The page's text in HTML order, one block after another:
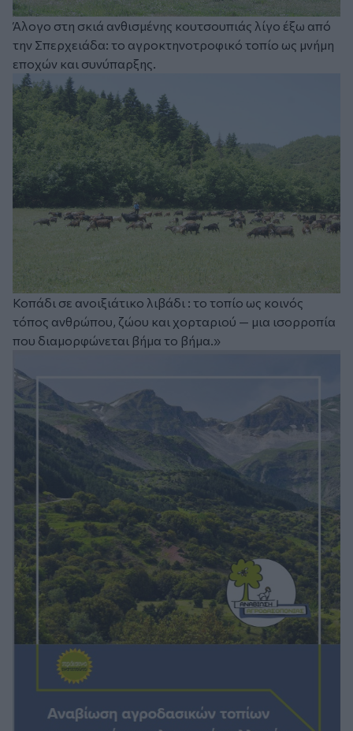
Άλογο στη σκιά ανθισμένης κουτσουπιάς λίγο έξω από
την Σπερχειάδα: το αγροκτηνοτροφικό τοπίο ως μνήμη
εποχών και συνύπαρξης.
Κοπάδι σε ανοιξιάτικο λιβάδι : το τοπίο ως κοινός
τόπος ανθρώπου, ζώου και χορταριού — μια ισορροπία
που διαμορφώνεται βήμα το βήμα.»